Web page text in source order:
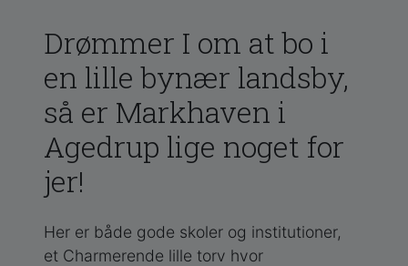
Drømmer I om at bo i
en lille bynær landsby,
så er Markhaven i
Agedrup lige noget for
jer!
Her er både gode skoler og institutioner,
et Charmerende lille torv hvor